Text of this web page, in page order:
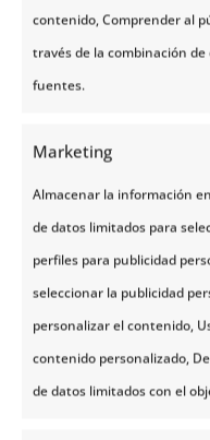
contenido, Comprender al
través de la combinación
fuentes.
Marketing
Almacenar la información
de datos limitados para
perfiles para publicidad
seleccionar la publicidad
personalizar el contenido,
contenido personalizado,
de datos limitados con el
nevado en invierno
parte, el Tren de
(ese verde esmeralda
mayote permitirá ver
¿Tengo que
antelación?
Para el Tren de Flåm
meses de antelación
(junio-agosto). Para el